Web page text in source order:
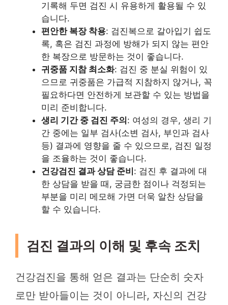
기록해 두면 검진 시 유용하게 활용될 수 있
습니다.
편안한 복장 착용: 검진복으로 갈아입기 쉽도
록, 혹은 검진 과정에 방해가 되지 않는 편안
한 복장으로 방문하는 것이 좋습니다.
귀중품 지참 최소화: 검진 중 분실 위험이 있
으므로 귀중품은 가급적 지참하지 않거나, 꼭
필요하다면 안전하게 보관할 수 있는 방법을
미리 준비합니다.
생리 기간 중 검진 주의 : 여성의 경우, 생리 기
간 중에는 일부 검사(소변 검사, 부인과 검사
등) 결과에 영향을 줄 수 있으므로, 검진 일정
을 조율하는 것이 좋습니다.
건강검진 결과 상담 준비 : 검진 후 결과에 대
한 상담을 받을 때, 궁금한 점이나 걱정되는
부분을 미리 메모해 가면 더욱 알찬 상담을
할 수 있습니다.
검진 결과의 이해 및 후속 조치
건강검진을 통해 얻은 결과는 단순히 숫자
로만 받아들이는 것이 아니라, 자신의 건강